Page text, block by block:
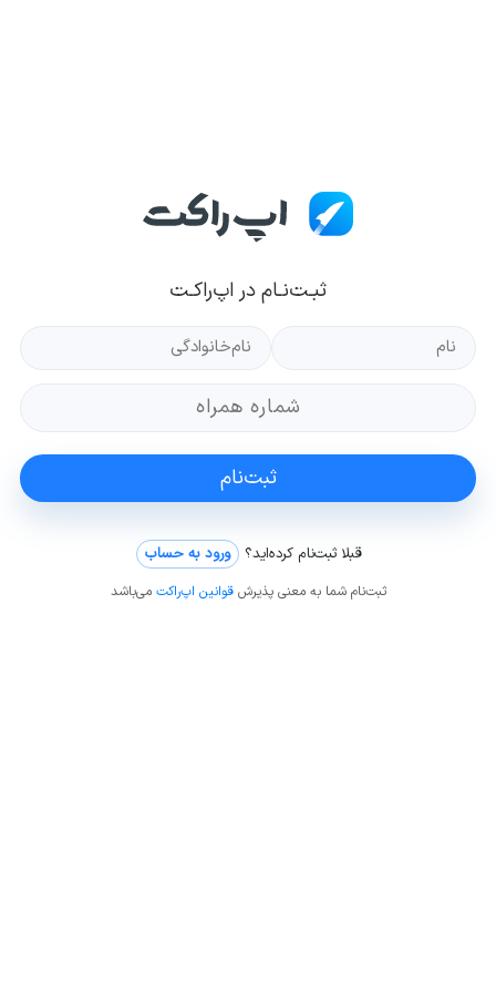
ثبـت‌نـام در اپ‌راکـت
ثبت‌نام
قبلا ثبت‌نام کرده‌اید؟ ورود به حساب
ثبت‌نام شما به معنی پذیرشقوانین اپ‌راکت می‌باشد